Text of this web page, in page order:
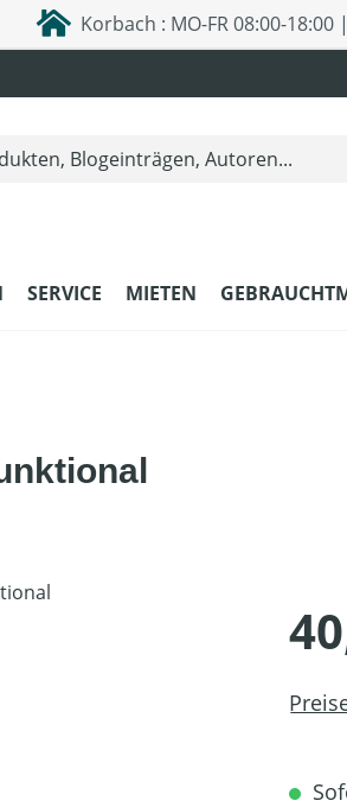
Korbach : MO-FR 08:00-18:00
SERVICE MIETEN